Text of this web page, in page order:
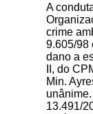
A
crime
9.605/98
dano a
II, do
Min.
13.491/